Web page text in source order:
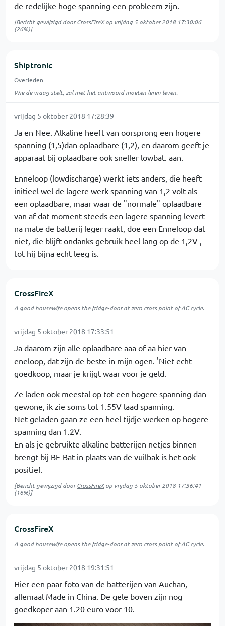
de redelijke hoge spanning een probleem zijn.
[Bericht gewijzigd doorCrossFireXop vrijdag 5 oktober 2018 17:30:06
(26%)]
Shiptronic
Overleden
Wie de vraag stelt, zal met het antwoord moeten leren leven.
vrijdag 5 oktober 2018 17:28:39
Ja en Nee. Alkaline heeft van oorsprong een hogere
spanning (1,5)dan oplaadbare (1,2), en daarom geeft je
apparaat bij oplaadbare ook sneller lowbat. aan.
Enneloop (lowdischarge) werkt iets anders, die heeft
initieel wel de lagere werk spanning van 1,2 volt als
een oplaadbare, maar waar de "normale" oplaadbare
van af dat moment steeds een lagere spanning levert
na mate de batterij leger raakt, doe een Enneloop dat
niet, die blijft ondanks gebruik heel lang op de 1,2V ,
tot hij bijna echt leeg is.
CrossFireX
A good housewife opens the fridge-door at zero cross point of AC cycle.
vrijdag 5 oktober 2018 17:33:51
Ja daarom zijn alle oplaadbare aaa of aa hier van
eneloop, dat zijn de beste in mijn ogen. 'Niet echt
goedkoop, maar je krijgt waar voor je geld.
Ze laden ook meestal op tot een hogere spanning dan
gewone, ik zie soms tot 1.55V laad spanning.
Net geladen gaan ze een heel tijdje werken op hogere
spanning dan 1.2V.
En als je gebruikte alkaline batterijen netjes binnen
brengt bij BE-Bat in plaats van de vuilbak is het ook
positief.
[Bericht gewijzigd doorCrossFireXop vrijdag 5 oktober 2018 17:36:41
(16%)]
CrossFireX
A good housewife opens the fridge-door at zero cross point of AC cycle.
vrijdag 5 oktober 2018 19:31:51
Hier een paar foto van de batterijen van Auchan,
allemaal Made in China. De gele boven zijn nog
goedkoper aan 1.20 euro voor 10.